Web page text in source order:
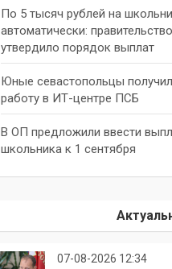
По 5 тысяч рублей на
автоматически:
утвердило порядок выплат
Юные севастопольцы
работу в ИТ-центре ПСБ
В ОП предложили ввести
школьника к 1 сентября
07-08-2026 12:34